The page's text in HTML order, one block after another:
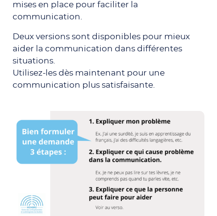
mises en place pour faciliter la
communication.
Deux versions sont disponibles pour mieux
aider la communication dans différentes
situations.
Utilisez-les dès maintenant pour une
communication plus satisfaisante.